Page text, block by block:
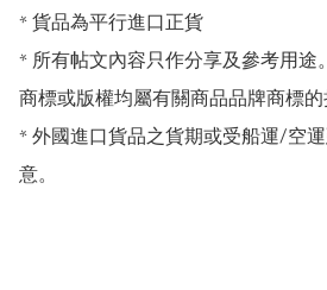
* 貨品為平行進口正貨
* 所有帖文內容只作分享及參考用途
商標或版權均屬有關商品品牌商標的
* 外國進口貨品之貨期或受船運/空
意。